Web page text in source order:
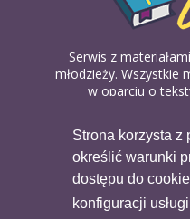
Strona korzysta z
określić warunki
dostępu do
konfiguracji
Serwis z
młodzieży. Wszystkie
w oparciu o
biblijnych.
udostępniać bez
dostępnych na
w celach